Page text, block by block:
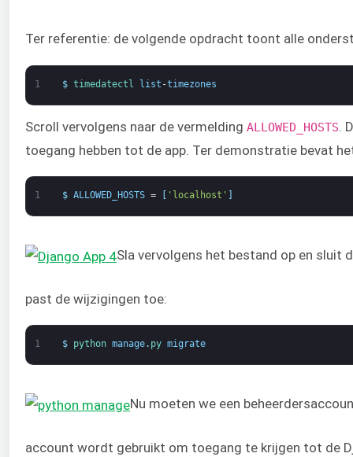
Ter referentie: de volgende opdracht toont alle
1 $ timedatectl list -timezones
Scroll vervolgens naar de vermelding ALLOWED_HOSTS .
toegang hebben tot de app. Ter demonstratie bevat
1 $ ALLOWED_HOSTS = 'localhost'
Sla vervolgens het bestand op en sluit
past de wijzigingen toe:
1 $ python manage. py migrate
Nu moeten we een
account wordt gebruikt om toegang te krijgen tot de